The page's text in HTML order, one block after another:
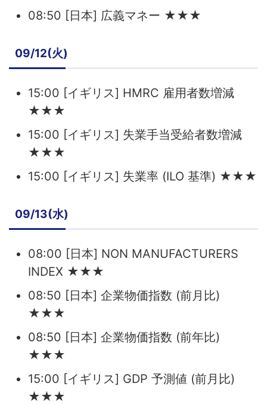
08:50 [日本] 広義マネー ★★★
09/12(火)
15:00 [イギリス] HMRC 雇用者数増減
★★★
15:00 [イギリス] 失業手当受給者数増減
★★★
15:00 [イギリス] 失業率 (ILO 基準) ★★★
09/13(水)
08:00 [日本] NON MANUFACTURERS
INDEX ★★★
08:50 [日本] 企業物価指数 (前月比)
★★★
08:50 [日本] 企業物価指数 (前年比)
★★★
15:00 [イギリス] GDP 予測値 (前月比)
★★★